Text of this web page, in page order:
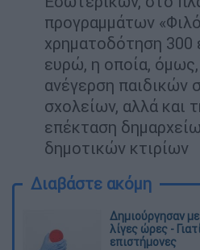
προγραµµάτων
χρηµατοδότηση 300
ευρώ, η οποία,
ανέγερση παιδικών
σχολείων, αλλά και
επέκταση
δηµοτικών κτιρίων
Διαβάστε ακόμη
Δημιούργησαν
λίγες ώρες -
επιστήμονες